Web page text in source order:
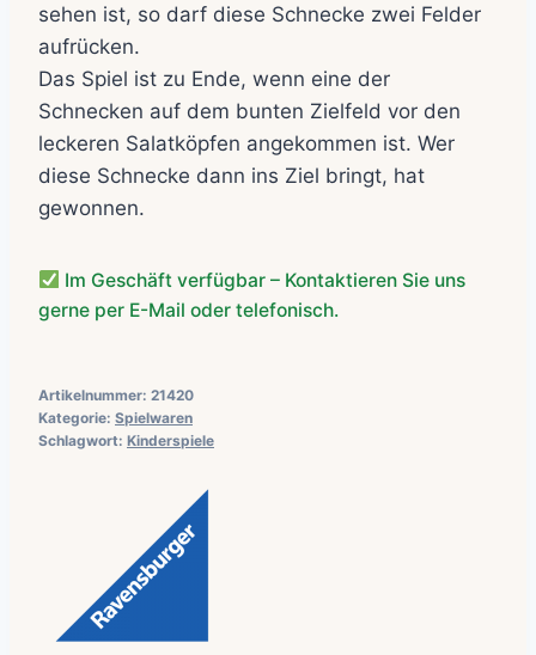
sehen ist, so darf diese Schnecke zwei Felder
aufrücken.
Das Spiel ist zu Ende, wenn eine der
Schnecken auf dem bunten Zielfeld vor den
leckeren Salatköpfen angekommen ist. Wer
diese Schnecke dann ins Ziel bringt, hat
gewonnen.
Im Geschäft verfügbar – Kontaktieren Sie uns
gerne per E-Mail oder telefonisch.
Artikelnummer: 21420
Kategorie: Spielwaren
Schlagwort: Kinderspiele